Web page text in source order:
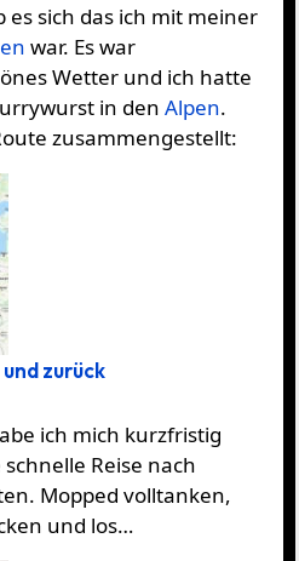
es sich das ich mit meiner
war. Es war
Wetter und ich hatte
in denAlpen.
zusammengestellt:
zurück
ich mich kurzfristig
Reise nach
Mopped volltanken,
und los…